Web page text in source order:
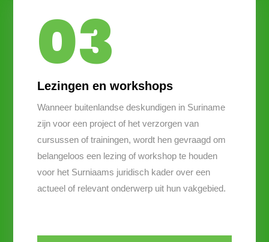
03
Lezingen en workshops
Wanneer buitenlandse deskundigen in Suriname
zijn voor een project of het verzorgen van
cursussen of trainingen, wordt hen gevraagd om
belangeloos een lezing of workshop te houden
voor het Surniaams juridisch kader over een
actueel of relevant onderwerp uit hun vakgebied.